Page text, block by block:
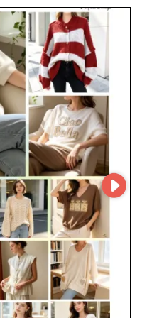
времени. Это решение
и обеспечивает
процесс закупок.
GmbH отражает
и ярко выраженный
моды
и долговечные
партнера,
качество сервиса и
их коллекции в
позиции на
ищущих эlegантные